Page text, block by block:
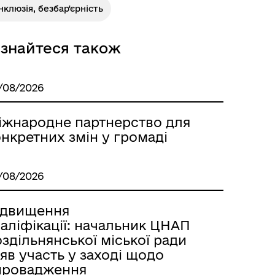
Розклад автобусів Одеса-
Розклад автобусів Роздільна-
безбар'єрність
також
2026
партнерство для
змін у громаді
2026
начальник ЦНАП
міської ради
участь у заході щодо